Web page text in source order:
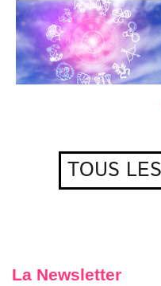
TOUS
La Newsletter